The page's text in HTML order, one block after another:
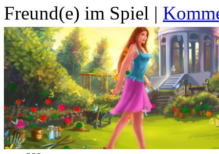
Freund(e) im Spiel |